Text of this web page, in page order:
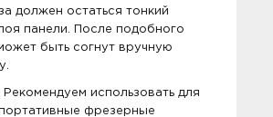
должен остаться тонкий
панели. После подобного
быть согнут вручную
использовать для
фрезерные